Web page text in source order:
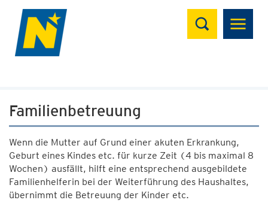
Suchen
Familienbetreuung
Wenn die Mutter auf Grund einer akuten Erkrankung,
Geburt eines Kindes etc. für kurze Zeit (4 bis maximal 8
Wochen) ausfällt, hilft eine entsprechend ausgebildete
Familienhelferin bei der Weiterführung des Haushaltes,
übernimmt die Betreuung der Kinder etc.